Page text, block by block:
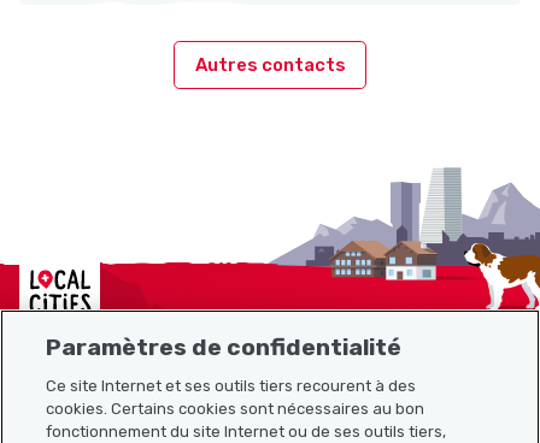
Autres contacts
Localcities
Plan du site
Paramètres de confidentialité
Ce site Internet et ses outils tiers recourent à des
cookies. Certains cookies sont nécessaires au bon
fonctionnement du site Internet ou de ses outils tiers,